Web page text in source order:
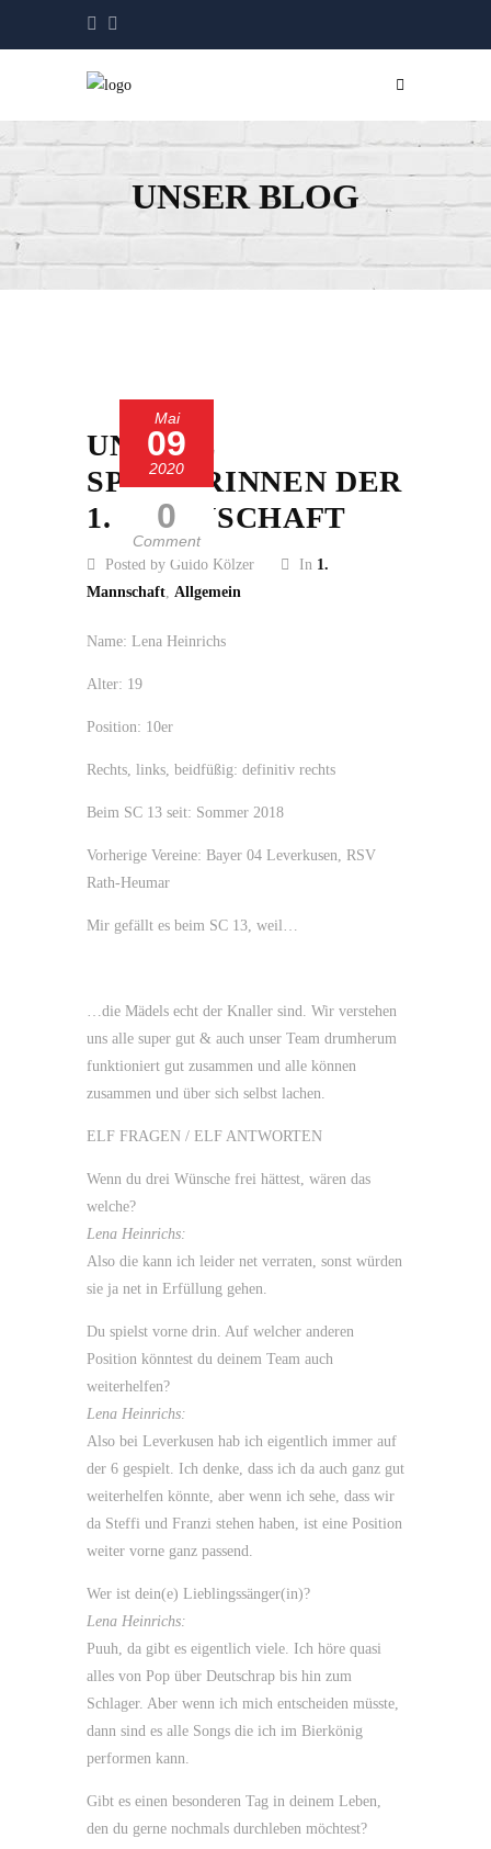
UNSER BLOG
Mai
09
2020
0
Comment
UNSERE
SPIELERINNEN DER
1. MANNSCHAFT
Posted by Guido Kölzer In 1.
Mannschaft, Allgemein
Name: Lena Heinrichs
Alter: 19
Position: 10er
Rechts, links, beidfüßig: definitiv rechts
Beim SC 13 seit: Sommer 2018
Vorherige Vereine: Bayer 04 Leverkusen, RSV
Rath-Heumar
Mir gefällt es beim SC 13, weil…
…die Mädels echt der Knaller sind. Wir verstehen
uns alle super gut & auch unser Team drumherum
funktioniert gut zusammen und alle können
zusammen und über sich selbst lachen.
ELF FRAGEN / ELF ANTWORTEN
Wenn du drei Wünsche frei hättest, wären das
welche?
Lena Heinrichs:
Also die kann ich leider net verraten, sonst würden
sie ja net in Erfüllung gehen.
Du spielst vorne drin. Auf welcher anderen
Position könntest du deinem Team auch
weiterhelfen?
Lena Heinrichs:
Also bei Leverkusen hab ich eigentlich immer auf
der 6 gespielt. Ich denke, dass ich da auch ganz gut
weiterhelfen könnte, aber wenn ich sehe, dass wir
da Steffi und Franzi stehen haben, ist eine Position
weiter vorne ganz passend.
Wer ist dein(e) Lieblingssänger(in)?
Lena Heinrichs:
Puuh, da gibt es eigentlich viele. Ich höre quasi
alles von Pop über Deutschrap bis hin zum
Schlager. Aber wenn ich mich entscheiden müsste,
dann sind es alle Songs die ich im Bierkönig
performen kann.
Gibt es einen besonderen Tag in deinem Leben,
den du gerne nochmals durchleben möchtest?